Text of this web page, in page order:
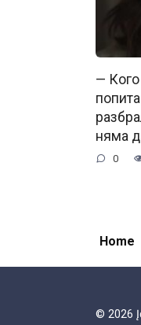
—
няма
0
Home
© 2026